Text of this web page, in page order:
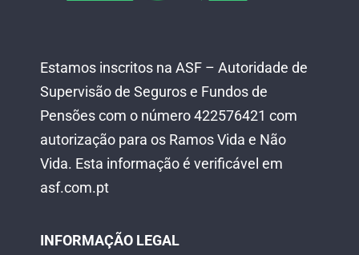
Estamos inscritos na ASF – Autoridade de
Supervisão de Seguros e Fundos de
Pensões com o número 422576421 com
autorização para os Ramos Vida e Não
Vida. Esta informação é verificável em
asf.com.pt
INFORMAÇÃO LEGAL